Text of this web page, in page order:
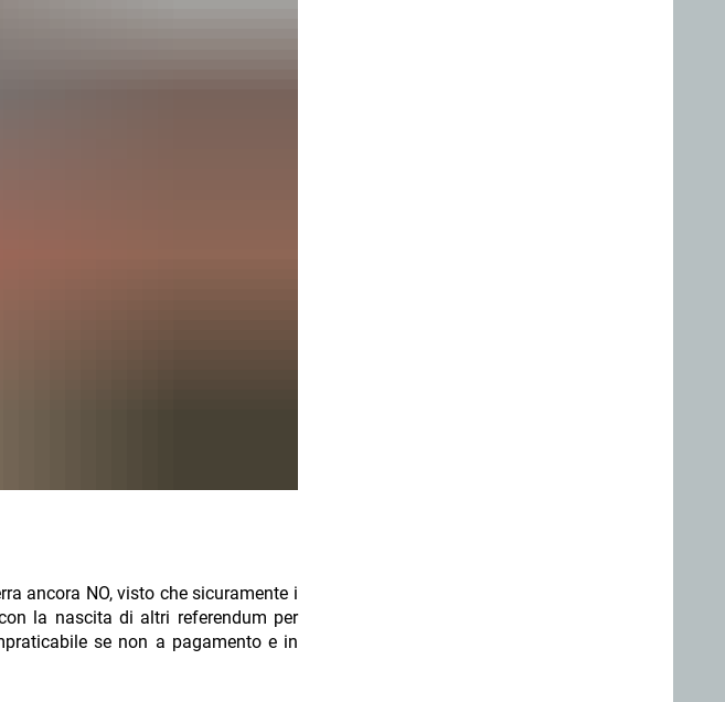
ancora NO, visto che sicuramente i
la nascita di altri referendum per
se non a pagamento e in